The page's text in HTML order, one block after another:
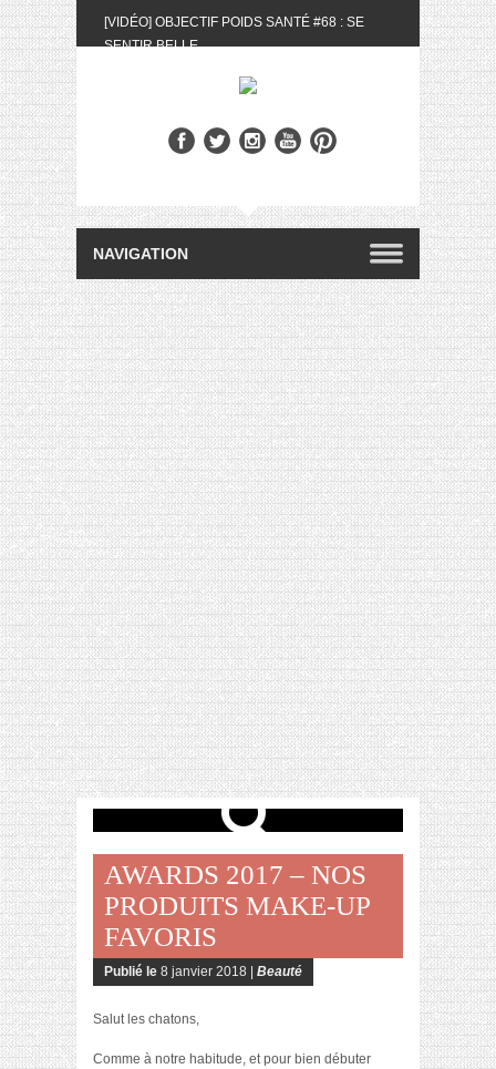
[VIDÉO] OBJECTIF POIDS SANTÉ #68 : SE
SENTIR BELLE
BIOTYFULL BOX DU MOIS DE MAI 2024 FEAT.
[VIDÉO] QUITOQUE #10 : MEAL PREP &
CONVIVIALITÉ
[VIDÉO] UNBOXING : LES MY LITTLE &
BIOTYFULL BOX DU MOIS D’AVRIL 2024
FEAT. AKILA
[VIDÉO] OBJECTIF POIDS SANTÉ #67 : L’AVIS
DES AUTRES, CE N’EST QUE LA VIE DES
AUTRES
[VIDÉO] UNBOXING : LES MY LITTLE &
BIOTYFULL BOX DES MOIS DE FÉVRIER ET
MARS 2024 FEAT. AKILA
[VIDÉO] LA SÉLECTION DU MOIS
#JANVIER2024
[VIDÉO] HELLOFRESH #34 : IDÉES
RECETTES RISOTTO
AWARDS 2017 – NOS
PRODUITS MAKE-UP
FAVORIS
Publié le 8 janvier 2018 | Beauté
Salut les chatons,
Comme à notre habitude, et pour bien débuter